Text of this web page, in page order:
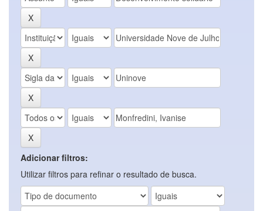
Adicionar filtros:
Utilizar filtros para refinar o resultado de busca.